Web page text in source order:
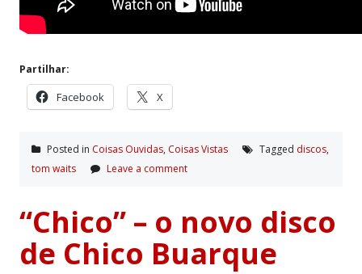
Partilhar:
Facebook X
Posted in Coisas Ouvidas, Coisas Vistas Tagged discos,
tom waits
Leave a comment
“Chico” – o novo disco
de Chico Buarque